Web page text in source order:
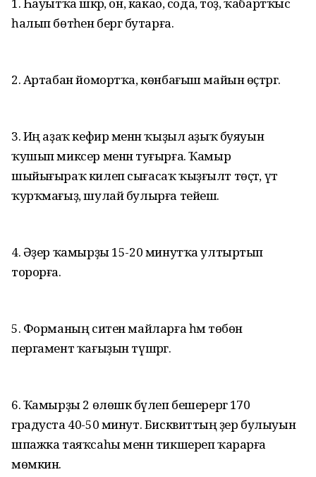
һалып бөтәһен бергә бутарға.
2. Артабан йомортҡа, көнбағыш майын өҫтәргә.
3. Иң аҙаҡ кефир менән ҡыҙыл аҙыҡ буяуын
ҡушып миксер менән туғырға. Ҡамыр
шыйығыраҡ килеп сығасаҡ ҡыҙғылт төҫтә, үтә
ҡурҡмағыҙ, шулай булырға тейеш.
4. Әҙер ҡамырҙы 15-20 минутҡа ултыртып
торорға.
5. Форманың ситен майларға һәм төбөнә
пергамент ҡағыҙын түшәргә.
6. Ҡамырҙы 2 өлөшкә бүлеп бешерергә 170
градуста 40-50 минут. Бисквиттың әҙер булыуын
шпажка таяҡсаһы менән тикшереп ҡарарға
мөмкин.